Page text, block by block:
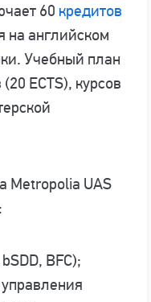
60 кредитов
на английском
Учебный план
ECTS), курсов
Metropolia UAS
BFC);